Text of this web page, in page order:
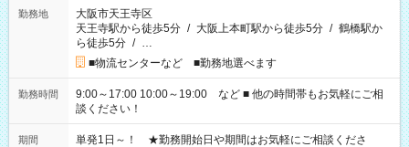
勤務地
大阪市天王寺区
天王寺駅から徒歩5分 / 大阪上本町駅から徒歩5分 / 鶴橋駅か
ら徒歩5分 / …
■物流センターなど ■勤務地選べます
勤務時間
9:00～17:00 10:00～19:00 など ■ 他の時間帯もお気軽にご相
談ください！
期間
単発1日～！ ★勤務開始日や期間はお気軽にご相談くださ